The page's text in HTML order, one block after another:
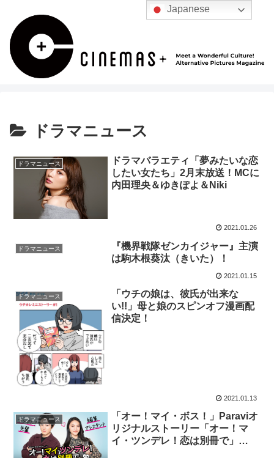
ドラマニュース
ドラマニュース
ドラマバラエティ「夢みたいな恋
したい女たち」2月末放送！MCに
内田理央＆ゆきぽよ＆Niki
2021.01.26
ドラマニュース
『機界戦隊ゼンカイジャー』主演
は駒木根葵汰（きいた）！
2021.01.15
ドラマニュース
「ウチの娘は、彼氏が出来な
い!!」母と娘のスピンオフ漫画配
信決定！
2021.01.13
ドラマニュース
「オー！マイ・ボス！」Paraviオ
リジナルストーリー「オー！マ
イ・ツンデレ！恋は別冊で」
Japanese